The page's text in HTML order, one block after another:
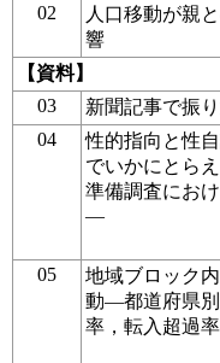
02
人口移動が親
響
【資料】
03
新聞記事で振
04
性的指向と性
でいかにとら
準備調査にお
―
05
地域ブロック
動―都道府県別
率，転入超過